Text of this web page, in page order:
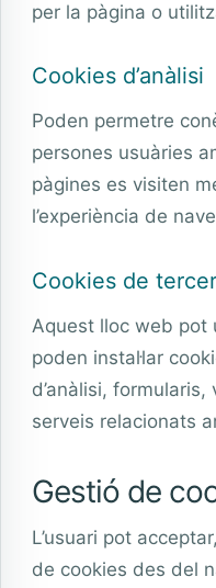
per la pàgina o
Cookies d’anàlisi
Poden permetre
persones usuàries
pàgines es visiten
l’experiència de
Cookies de
Aquest lloc web pot
poden instal·lar
d’anàlisi,
serveis relacionats
Gestió de
L’usuari pot
de cookies des del